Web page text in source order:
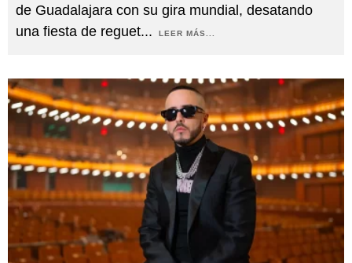
de Guadalajara con su gira mundial, desatando
una fiesta de reguet... LEER MÁS...